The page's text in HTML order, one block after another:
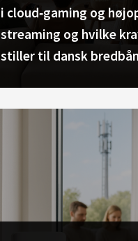
i cloud‑gaming og
streaming og hvilke
stiller til dansk